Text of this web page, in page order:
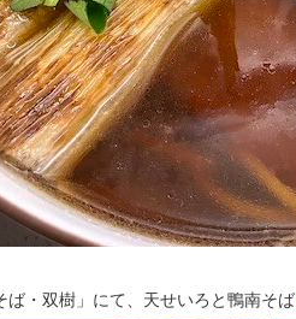
ば・双樹」にて、天せいろと鴨南そば